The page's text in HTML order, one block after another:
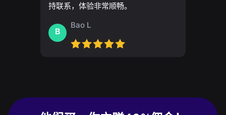
持联系，体验非常顺畅。
B
Bao L